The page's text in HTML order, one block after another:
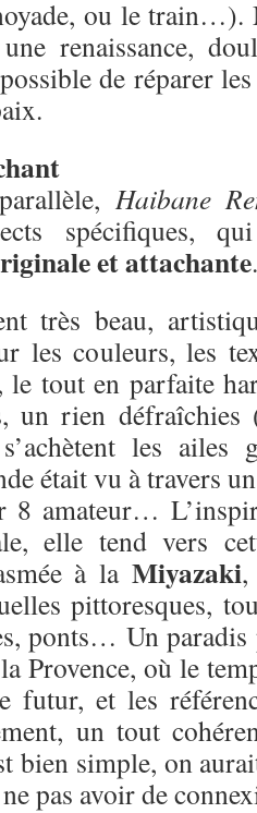
ou le train…).
renaissance,
de réparer
Haibane
spécifiques,
et attachante.
très beau,
les couleurs, les
le tout en parfaite
un rien défraîchies
les ailes
était vu à travers
amateur…
elle tend vers
à la Miyazaki,
pittoresques,
ponts… Un paradis
Provence, où le
futur, et les
un tout
bien simple, on
ne pas avoir de